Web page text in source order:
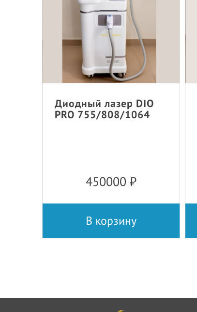
Диодный лазер DIO
PRO 755/808/1064
450000 ₽
В корзину